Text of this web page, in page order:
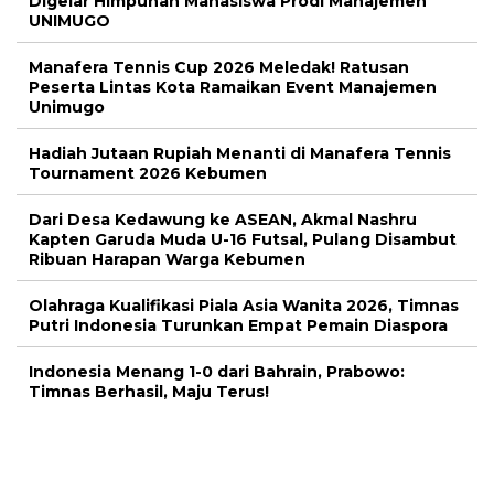
UNIMUGO
Manafera Tennis Cup 2026 Meledak! Ratusan
Peserta Lintas Kota Ramaikan Event Manajemen
Unimugo
Hadiah Jutaan Rupiah Menanti di Manafera Tennis
Tournament 2026 Kebumen
Dari Desa Kedawung ke ASEAN, Akmal Nashru
Kapten Garuda Muda U-16 Futsal, Pulang Disambut
Ribuan Harapan Warga Kebumen
Olahraga Kualifikasi Piala Asia Wanita 2026, Timnas
Putri Indonesia Turunkan Empat Pemain Diaspora
Indonesia Menang 1-0 dari Bahrain, Prabowo:
Timnas Berhasil, Maju Terus!